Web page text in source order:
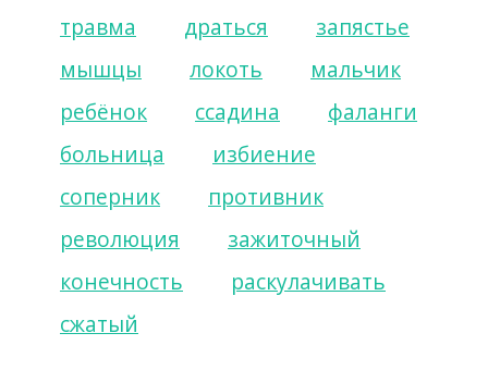
травма
драться
запястье
мышцы
локоть
мальчик
ребёнок
ссадина
фаланги
больница
избиение
соперник
противник
революция
зажиточный
конечность
раскулачивать
сжатый